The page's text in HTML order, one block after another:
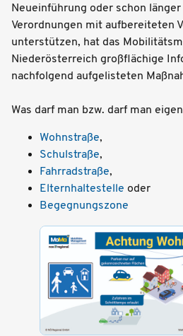
Neueinführung oder schon
Verordnungen mit aufbereiteten
unterstützen, hat das
Niederösterreich großflächige
nachfolgend aufgelisteten
Was darf man bzw. darf man
Wohnstraße,
Schulstraße,
Fahrradstraße,
Elternhaltestelle oder
Begegnungszone